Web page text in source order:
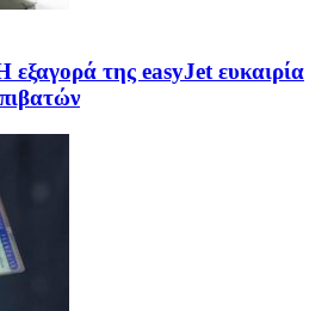
της easyJet ευκαιρία